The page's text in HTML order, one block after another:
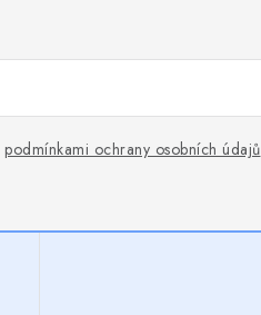
podmínkami ochrany osobních údajů